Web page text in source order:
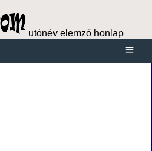
utónév elemző honlap